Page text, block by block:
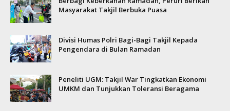
Masyarakat Takjil Berbuka Puasa
Divisi Humas Polri Bagi-Bagi Takjil Kepada
Pengendara di Bulan Ramadan
Peneliti UGM: Takjil War Tingkatkan Ekonomi
UMKM dan Tunjukkan Toleransi Beragama